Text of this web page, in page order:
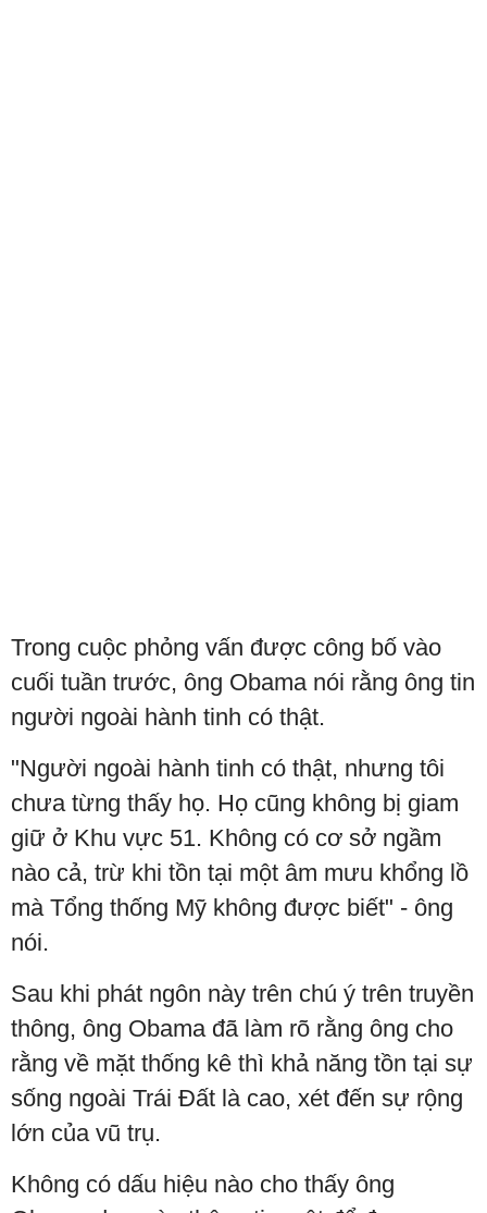
Trong cuộc phỏng vấn được công bố vào
cuối tuần trước, ông Obama nói rằng ông tin
người ngoài hành tinh có thật.
"Người ngoài hành tinh có thật, nhưng tôi
chưa từng thấy họ. Họ cũng không bị giam
giữ ở Khu vực 51. Không có cơ sở ngầm
nào cả, trừ khi tồn tại một âm mưu khổng lồ
mà Tổng thống Mỹ không được biết" - ông
nói.
Sau khi phát ngôn này trên chú ý trên truyền
thông, ông Obama đã làm rõ rằng ông cho
rằng về mặt thống kê thì khả năng tồn tại sự
sống ngoài Trái Đất là cao, xét đến sự rộng
lớn của vũ trụ.
Không có dấu hiệu nào cho thấy ông